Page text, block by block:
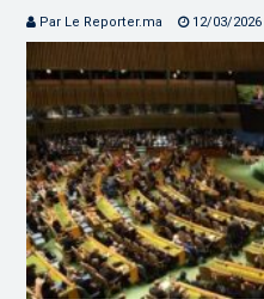
Par Le Reporter.ma 12/03/2026